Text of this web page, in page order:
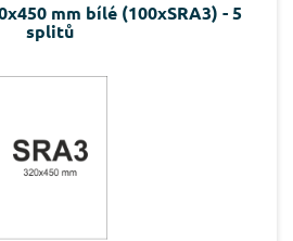
mm bílé (100xSRA3) - 5
splitů